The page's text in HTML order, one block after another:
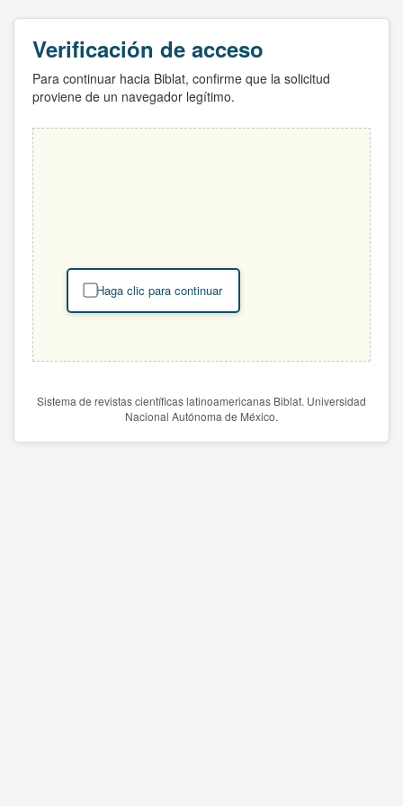
Verificación de acceso
Para continuar hacia Biblat, confirme que la solicitud
proviene de un navegador legítimo.
Haga clic para continuar
Sistema de revistas científicas latinoamericanas Biblat. Universidad
Nacional Autónoma de México.